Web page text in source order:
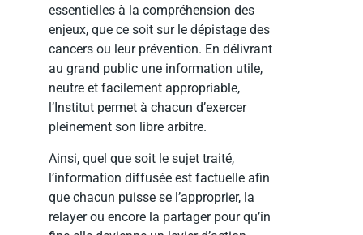
essentielles à la compréhension des
enjeux, que ce soit sur le dépistage des
cancers ou leur prévention. En délivrant
au grand public une information utile,
neutre et facilement appropriable,
l’Institut permet à chacun d’exercer
pleinement son libre arbitre.
Ainsi, quel que soit le sujet traité,
l’information diffusée est factuelle afin
que chacun puisse se l’approprier, la
relayer ou encore la partager pour qu’in